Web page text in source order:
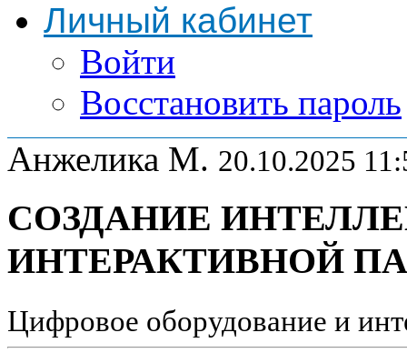
Личный кабинет
Войти
Восстановить пароль
Анжелика М. 20.10.2025
СОЗДАНИЕ
ИНТЕРАКТИВНОЙ
Цифровое оборудование и